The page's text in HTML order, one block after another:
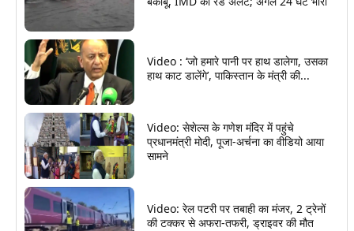
Video : ‘जो हमारे पानी पर हाथ डालेगा, उसका
हाथ काट डालेंगे’, पाकिस्तान के मंत्री की...
Video: सेशेल्स के गणेश मंदिर में पहुंचे
प्रधानमंत्री मोदी, पूजा-अर्चना का वीडियो आया
सामने
Video: रेल पटरी पर तबाही का मंजर, 2 ट्रेनों
की टक्कर से अफरा-तफरी, ड्राइवर की मौत